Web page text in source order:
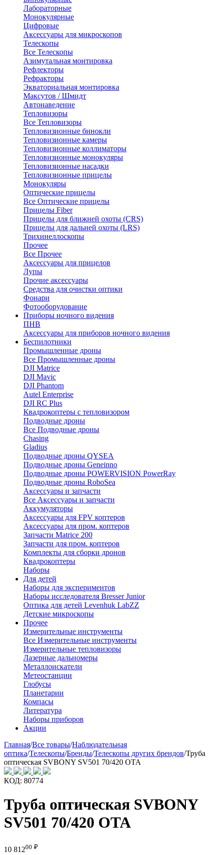
Лабораторные
Монокулярные
Цифровые
Аксессуары для микроскопов
Телескопы
Все Телескопы
Азимутальная монтировка
Рефлекторы
Рефракторы
Экваториальная монтировка
Максутов / Шмидт
Автонаведение
Тепловизоры
Все Тепловизоры
Тепловизионные бинокли
Тепловизионные камеры
Тепловизионные коллиматоры
Тепловизионные монокуляры
Тепловизионные насадки
Тепловизионные прицелы
Монокуляры
Оптические прицелы
Все Оптические прицелы
Прицелы Fiber
Прицелы для ближней охоты (CRS)
Прицелы для дальней охоты (LRS)
Трихинеллоскопы
Прочее
Все Прочее
Аксессуары для прицелов
Лупы
Прочие аксессуары
Средства для очистки оптики
Фонари
Фотооборудование
Приборы ночного видения
ПНВ
Аксессуары для приборов ночного видения
Беспилотники
Промышленные дроны
Все Промышленные дроны
DJI Matrice
DJI Mavic
DJI Phantom
Autel Enterprise
DJI RC Plus
Квадрокоптеры с тепловизором
Подводные дроны
Все Подводные дроны
Chasing
Gladius
Подводные дроны QYSEA
Подводные дроны Geneinno
Подводные дроны POWERVISION PowerRay
Подводные дроны RoboSea
Аксессуары и запчасти
Все Аксессуары и запчасти
Аккумуляторы
Аксессуары для FPV коптеров
Аксессуары для пром. коптеров
Запчасти Matrice 200
Запчасти для пром. коптеров
Комплекты для сборки дронов
Квадрокоптеры
Наборы
Для детей
Наборы для экспериментов
Наборы исследователя Bresser Junior
Оптика для детей Levenhuk LabZZ
Детские микроскопы
Прочее
Измерительные инструменты
Все Измерительные инструменты
Измерительные тепловизоры
Лазерные дальномеры
Металлоискатели
Метеостанции
Глобусы
Планетарии
Компасы
Литература
Наборы приборов
Акции
Главная/Все товары/Наблюдательная
оптика/Телескопы/Бренды/Телескопы других брендов/Труба
оптическая SVBONY SV501 70/420 OTA
КОД: 80774
Труба оптическая SVBONY
SV501 70/420 OTA
10 81200 ₽